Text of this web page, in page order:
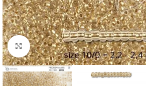
Spustelėkite, jei norite padidinti